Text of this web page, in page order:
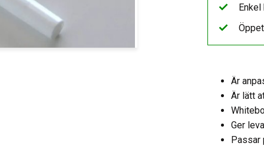
Är
Är lätt
Ger
Passar